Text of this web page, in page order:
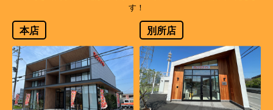
す！
本店 別所店